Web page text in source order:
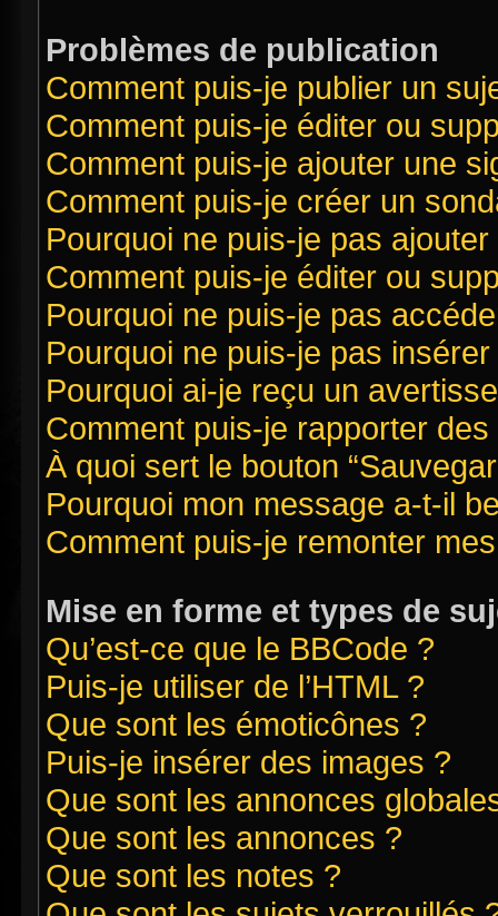
Problèmes de publication
Comment puis-je publier un
Comment puis-je éditer ou
Comment puis-je ajouter une
Comment puis-je créer un
Pourquoi ne puis-je pas
Comment puis-je éditer ou
Pourquoi ne puis-je pas
Pourquoi ne puis-je pas
Pourquoi ai-je reçu un
Comment puis-je rapporter
À quoi sert le bouton
Pourquoi mon message a-t-il
Comment puis-je remonter
Mise en forme et types de
Qu’est-ce que le BBCode ?
Puis-je utiliser de l’HTML ?
Que sont les émoticônes ?
Puis-je insérer des images ?
Que sont les annonces
Que sont les annonces ?
Que sont les notes ?